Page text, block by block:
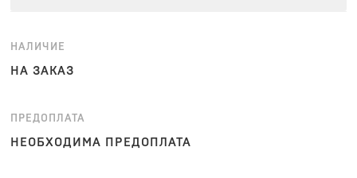
НАЛИЧИЕ
НА ЗАКАЗ
ПРЕДОПЛАТА
НЕОБХОДИМА ПРЕДОПЛАТА